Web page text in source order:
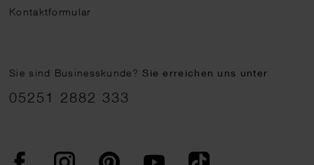
Kontaktformular
Sie sind Businesskunde?Sie erreichen uns unter
05251 2882 333
FacebookInstagram PinterestYouTubeTikTok